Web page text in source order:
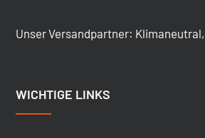
Unser Versandpartner:
WICHTIGE LINKS